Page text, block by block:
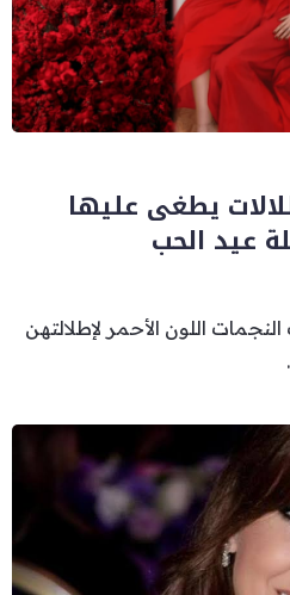
يطغى عليها
عيد الحب
اللون الأحمر لإطلالتهن